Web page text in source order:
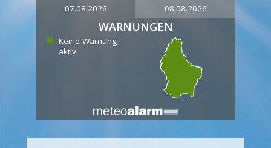
07.08.2026 08.08.2026
WARNUNGEN
Keine Warnung
aktiv